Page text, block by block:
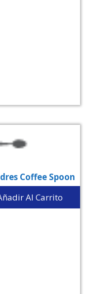
Coffee Spoon
Al Carrito